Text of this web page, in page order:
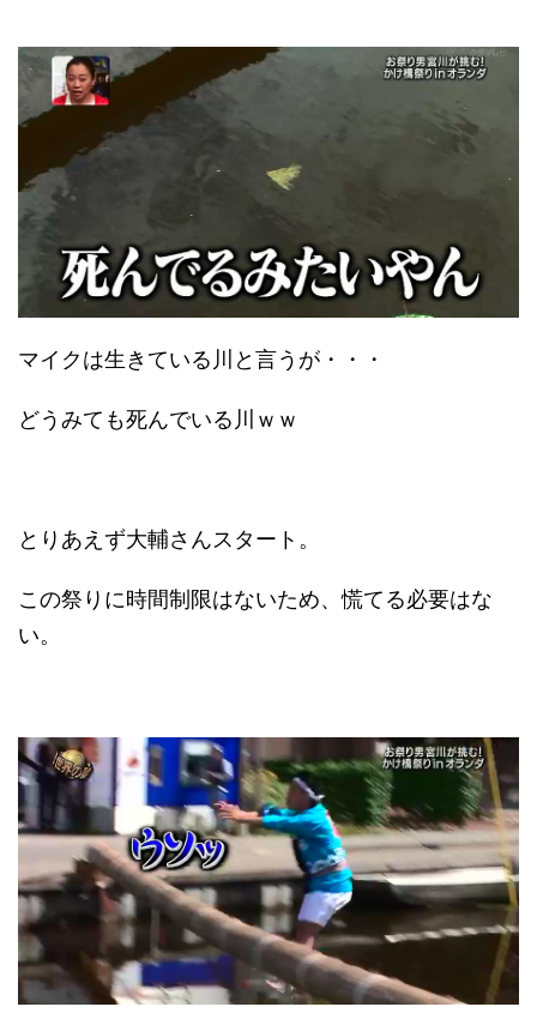
マイクは生きている川と言うが・・・
どうみても死んでいる川ｗｗ
とりあえず大輔さんスタート。
この祭りに時間制限はないため、慌てる必要はな
い。